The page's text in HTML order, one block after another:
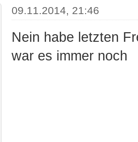
09.11.2014, 21:46
Nein habe letzten
war es immer noch